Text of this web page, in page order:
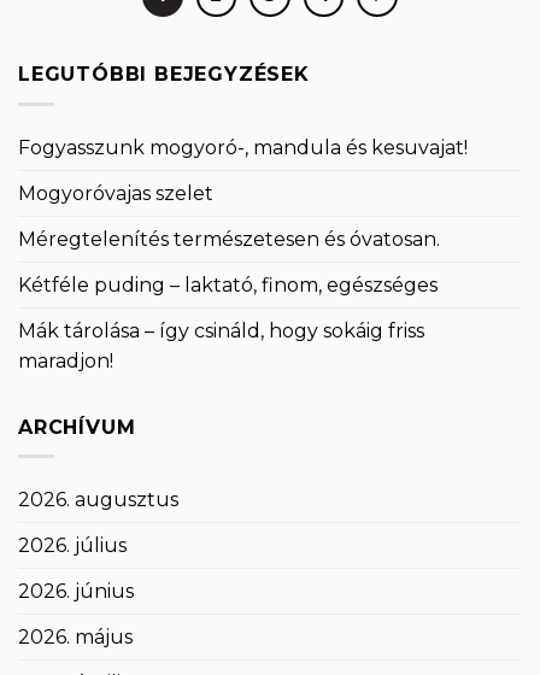
LEGUTÓBBI BEJEGYZÉSEK
Fogyasszunk mogyoró-, mandula és kesuvajat!
Mogyoróvajas szelet
Méregtelenítés természetesen és óvatosan.
Kétféle puding – laktató, finom, egészséges
Mák tárolása – így csináld, hogy sokáig friss
maradjon!
ARCHÍVUM
2026. augusztus
2026. július
2026. június
2026. május